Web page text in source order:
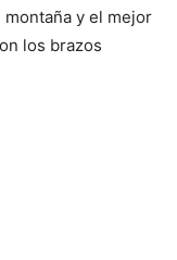
montaña y el mejor
los brazos